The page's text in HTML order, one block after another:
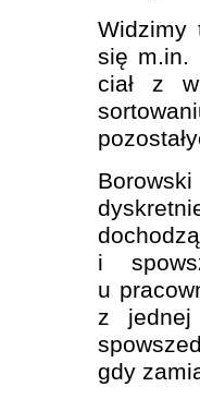
Widzimy
się m.in.
ciał z
i
u
z
gdy